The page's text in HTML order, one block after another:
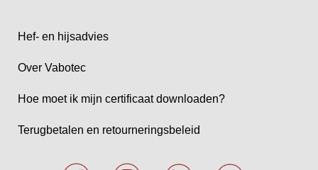
Hef- en hijsadvies
Over Vabotec
Hoe moet ik mijn certificaat downloaden?
Terugbetalen en retourneringsbeleid